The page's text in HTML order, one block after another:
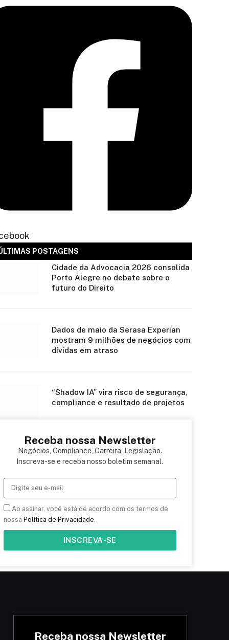
POSTAGENS
Cidade da Advocacia 2026 consolida
Porto Alegre no debate sobre o
futuro do Direito
Dados de maio da Serasa Experian
mostram 9 milhões de negócios com
dívidas em atraso
“Shadow IA” vira risco de segurança,
compliance e resultado de projetos
Receba nossa Newsletter
Negócios, Compliance, Carreira, Legislação.
Inscreva-se e receba nosso boletim semanal.
Ao assinar, você está de acordo com os termos de
nossa Política de Privacidade
INSCREVA-SE
Receba nossa Newsletter